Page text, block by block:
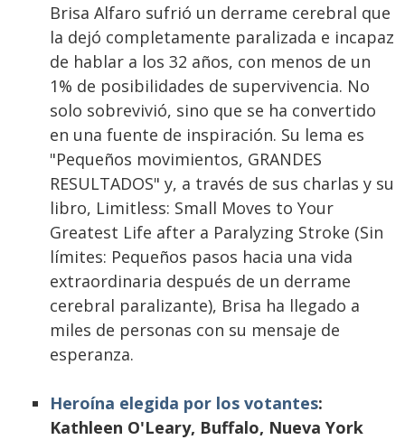
Brisa Alfaro sufrió un derrame cerebral que
la dejó completamente paralizada e incapaz
de hablar a los 32 años, con menos de un
1% de posibilidades de supervivencia. No
solo sobrevivió, sino que se ha convertido
en una fuente de inspiración. Su lema es
"Pequeños movimientos, GRANDES
RESULTADOS" y, a través de sus charlas y su
libro, Limitless: Small Moves to Your
Greatest Life after a Paralyzing Stroke (Sin
límites: Pequeños pasos hacia una vida
extraordinaria después de un derrame
cerebral paralizante), Brisa ha llegado a
miles de personas con su mensaje de
esperanza.
Heroína elegida por los votantes:
Kathleen O'Leary, Buffalo, Nueva York